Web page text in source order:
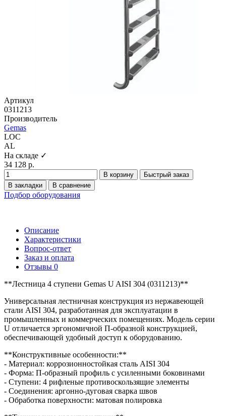
Артикул
0311213
Производитель
Gemas
LOC
AL
На складе ✓
34 128 р.
В корзину
Быстрый заказ
В закладки
В сравнение
Подбор оборудования
Описание
Характеристики
Вопрос-ответ
Заказ и оплата
Отзывы 0
**Лестница 4 ступени Gemas U AISI 304 (0311213)**
Универсальная лестничная конструкция из нержавеющей
стали AISI 304, разработанная для эксплуатации в
промышленных и коммерческих помещениях. Модель серии
U отличается эргономичной П-образной конструкцией,
обеспечивающей удобный доступ к оборудованию.
**Конструктивные особенности:**
- Материал: коррозионностойкая сталь AISI 304
- Форма: П-образный профиль с усиленными боковинами
- Ступени: 4 рифленые противоскользящие элементы
- Соединения: аргонно-дуговая сварка швов
- Обработка поверхности: матовая полировка